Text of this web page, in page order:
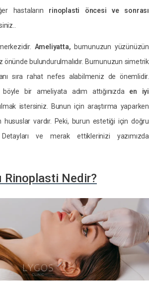
hastaların rinoplasti öncesi ve sonrası
Ameliyatta, burnunuzun yüzünüzün
önünde bulundurulmalıdır. Burnunuzun simetrik
sıra rahat nefes alabilmeniz de önemlidir.
böyle bir ameliyata adım attığınızda en iyi
istersiniz. Bunun için araştırma yaparken
vardır. Peki, burun estetiği için doğru
ve merak ettiklerinizi yazımızda
Rinoplasti Nedir?